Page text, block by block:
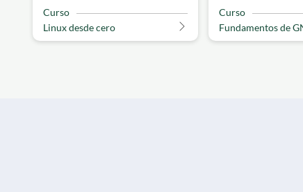
Curso
Linux desde cero
Curso
Fundamentos de